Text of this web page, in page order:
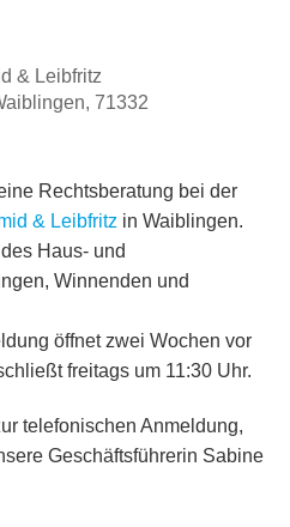
& Leibfritz
71332
Rechtsberatung bei der
& Leibfritz in Waiblingen.
Haus- und
Winnenden und
öffnet zwei Wochen vor
freitags um 11:30 Uhr.
telefonischen Anmeldung,
Geschäftsführerin Sabine